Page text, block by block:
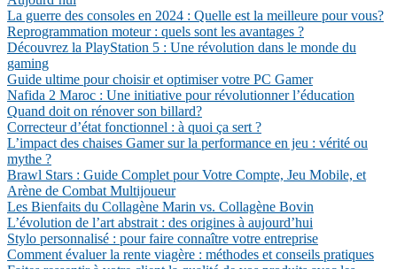
La guerre des consoles en 2024 : Quelle est la meilleure pour vous?
Reprogrammation moteur : quels sont les avantages ?
Découvrez la PlayStation 5 : Une révolution dans le monde du
gaming
Guide ultime pour choisir et optimiser votre PC Gamer
Nafida 2 Maroc : Une initiative pour révolutionner l’éducation
Quand doit on rénover son billard?
Correcteur d’état fonctionnel : à quoi ça sert ?
L’impact des chaises Gamer sur la performance en jeu : vérité ou
mythe ?
Brawl Stars : Guide Complet pour Votre Compte, Jeu Mobile, et
Arène de Combat Multijoueur
Les Bienfaits du Collagène Marin vs. Collagène Bovin
L’évolution de l’art abstrait : des origines à aujourd’hui
Stylo personnalisé : pour faire connaître votre entreprise
Comment évaluer la rente viagère : méthodes et conseils pratiques